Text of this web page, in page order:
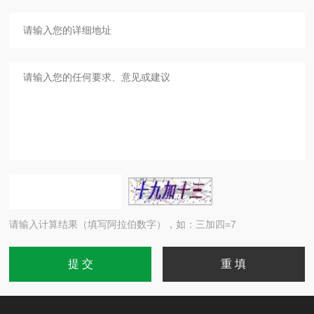
请输入计算结果（填写阿拉伯数字），如：三加四=7